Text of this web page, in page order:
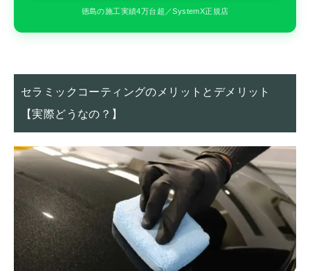
徳島の施工実績4万台超／SystemX正規店
セラミックコーティングのメリットとデメリット
【実際どうなの？】